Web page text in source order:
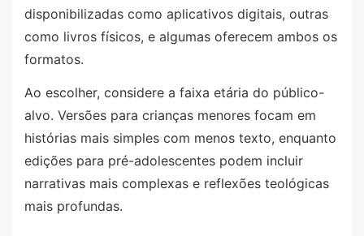
disponibilizadas como aplicativos digitais, outras
como livros físicos, e algumas oferecem ambos os
formatos.
Ao escolher, considere a faixa etária do público-
alvo. Versões para crianças menores focam em
histórias mais simples com menos texto, enquanto
edições para pré-adolescentes podem incluir
narrativas mais complexas e reflexões teológicas
mais profundas.